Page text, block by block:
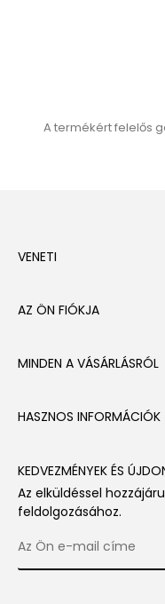
A termékért felelős
VENETI
AZ ÖN FIÓKJA
MINDEN A VÁSÁRLÁSRÓL
HASZNOS INFORMÁCIÓK
KEDVEZMÉNYEK ÉS
Az elküldéssel
feldolgozásához.